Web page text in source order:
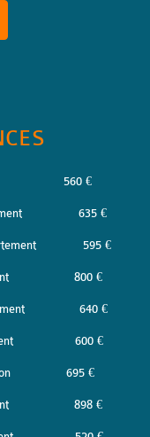
560 €
635 €
595 €
800 €
640 €
600 €
695 €
898 €